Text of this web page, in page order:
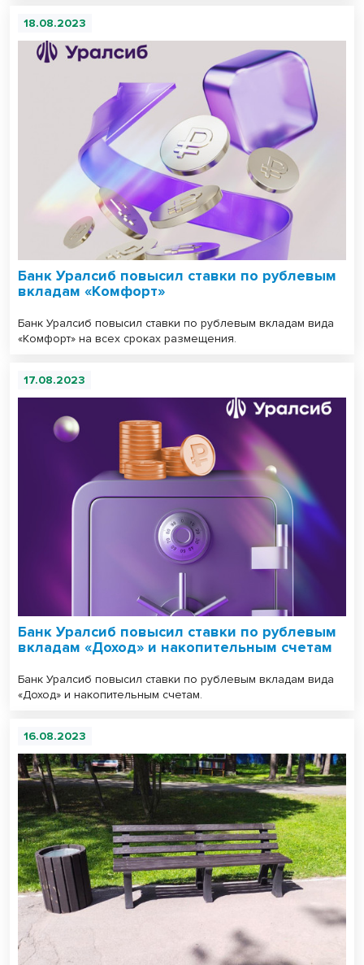
18.08.2023
Банк Уралсиб повысил ставки по рублевым
вкладам «Комфорт»
Банк Уралсиб повысил ставки по рублевым вкладам вида
«Комфорт» на всех сроках размещения.
17.08.2023
Банк Уралсиб повысил ставки по рублевым
вкладам «Доход» и накопительным счетам
Банк Уралсиб повысил ставки по рублевым вкладам вида
«Доход» и накопительным счетам.
16.08.2023